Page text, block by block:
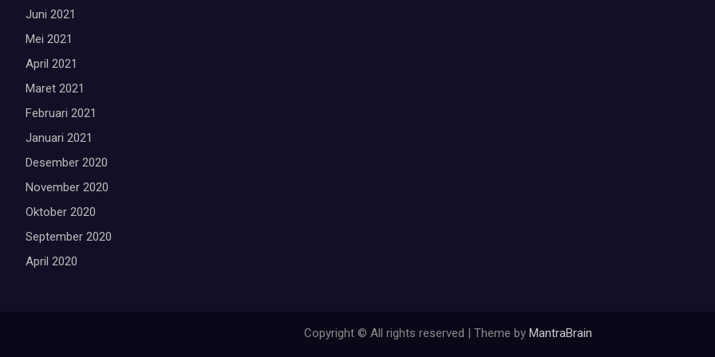
Juni 2021
Mei 2021
April 2021
Maret 2021
Februari 2021
Januari 2021
Desember 2020
November 2020
Oktober 2020
September 2020
April 2020
Copyright © All rights reserved | Theme by MantraBrain